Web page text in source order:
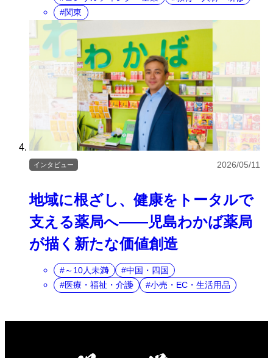
関東
地域に根ざし、健康をトータルで
支える薬局へ――児島わかば薬局
が描く新たな価値創造
インタビュー 2026/05/11
～10人未満
中国・四国
医療・福祉・介護
小売・EC・生活用品